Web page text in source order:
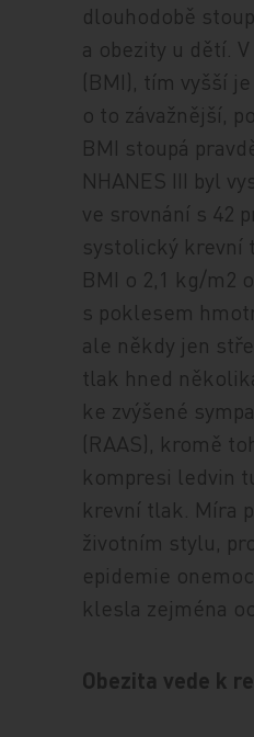
dlouhodobě
a obezity u dětí.
(BMI), tím vyšší
o to závažnější,
BMI stoupá
NHANES III byl
ve srovnání s 42
systolický krevní
BMI o 2,1 kg/m2
s poklesem
ale někdy jen
tlak hned
ke zvýšené
(RAAS), kromě
kompresi ledvin
krevní tlak. Míra
životním stylu,
epidemie
klesla zejména
Obezita vede k